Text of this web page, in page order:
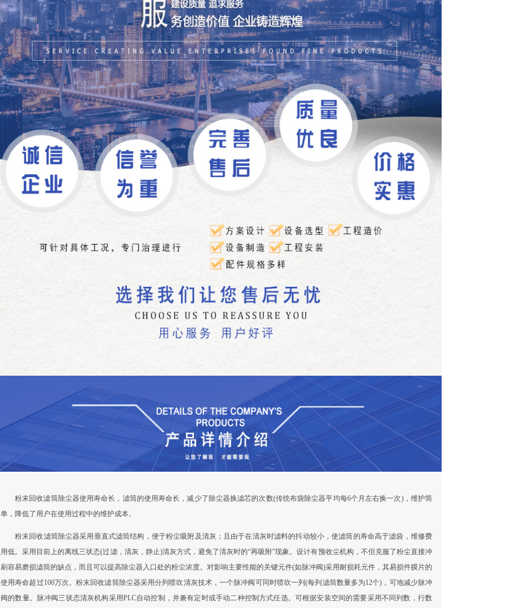
粉末回收滤筒除尘器使用寿命长，滤筒的使用寿命长，减少了除尘器换滤芯的次数(传统布袋除尘器平均每6个月左右换一次)，维护简
单，降低了用户在使用过程中的维护成本。
粉末回收滤筒除尘器采用垂直式滤筒结构，便于粉尘吸附及清灰；且由于在清灰时滤料的抖动较小，使滤筒的寿命高于滤袋，维修费
用低。采用目前上的离线三状态(过滤，清灰，静止)清灰方式，避免了清灰时的“再吸附”现象。设计有预收尘机构，不但克服了粉尘直接冲
刷容易磨损滤筒的缺点，而且可以提高除尘器入口处的粉尘浓度。对影响主要性能的关键元件(如脉冲阀)采用耐损耗元件，其易损件膜片的
使用寿命超过100万次。粉末回收滤筒除尘器采用分列喷吹清灰技术，一个脉冲阀可同时喷吹一列(每列滤筒数量多为12个)，可地减少脉冲
阀的数量。脉冲阀三状态清灰机构采用PLC自动控制，并兼有定时或手动二种控制方式任选。可根据安装空间的需要采用不同列数，行数